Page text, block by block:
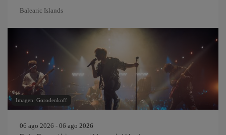
Balearic Islands
Imagen: Gorodenkoff
06 ago 2026 - 06 ago 2026